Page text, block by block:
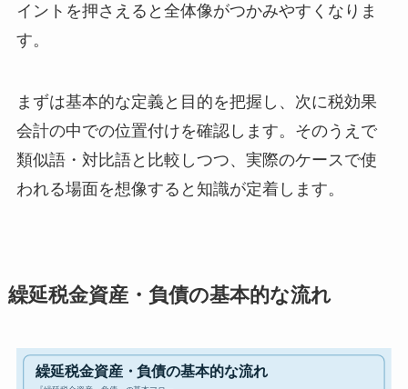
イントを押さえると全体像がつかみやすくなりま
す。
まずは基本的な定義と目的を把握し、次に税効果
会計の中での位置付けを確認します。そのうえで
類似語・対比語と比較しつつ、実際のケースで使
われる場面を想像すると知識が定着します。
繰延税金資産・負債の基本的な流れ